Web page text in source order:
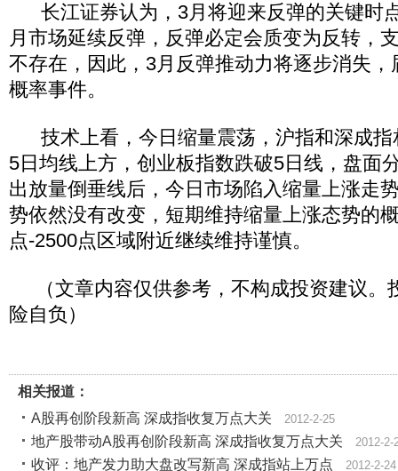
长江证券认为，3月将迎来反弹的关键时
月市场延续反弹，反弹必定会质变为反转，
不存在，因此，3月反弹推动力将逐步消失
概率事件。
技术上看，今日缩量震荡，沪指和深成指
5日均线上方，创业板指数跌破5日线，盘面
出放量倒垂线后，今日市场陷入缩量上涨走
势依然没有改变，短期维持缩量上涨态势的
点-2500点区域附近继续维持谨慎。
（文章内容仅供参考，不构成投资建议。
险自负）
相关报道：
A股再创阶段新高 深成指收复万点大关
2012-2-25
地产股带动A股再创阶段新高 深成指收复万点大关 2012-2-
收评：地产发力助大盘改写新高 深成指站上万点 2012-2-24